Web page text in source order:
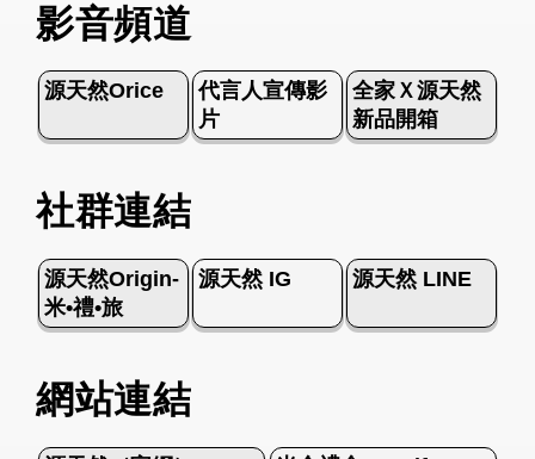
影音頻道
源天然Orice
代言人宣傳影
片
全家Ｘ源天然
新品開箱
社群連結
源天然Origin-
米•禮•旅
源天然 IG 源天然 LINE
網站連結